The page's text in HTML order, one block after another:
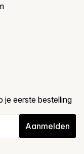
je eerste bestelling
Aanmelden